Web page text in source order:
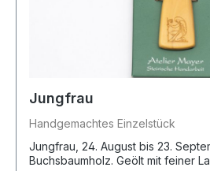
Jungfrau
Handgemachtes Einzelstück
Jungfrau, 24. August bis 23.
Buchsbaumholz. Geölt mit feiner